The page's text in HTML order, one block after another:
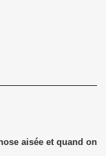
aisée et quand on